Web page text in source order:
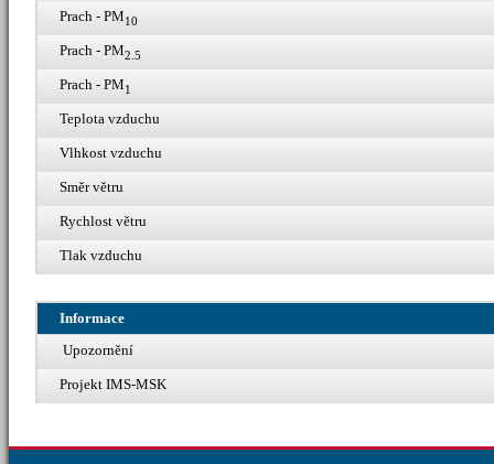
Prach - PM10
Prach - PM2.5
Prach - PM1
Teplota vzduchu
Vlhkost vzduchu
Směr větru
Rychlost větru
Tlak vzduchu
Informace
Upozornění
Projekt IMS-MSK